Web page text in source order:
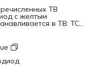
ТВ
с желтым
в ТВ: TCL
Маркировка: TCL-
LB5006-YH13J
Технические
1-го светодиода: 6
Синий
2 планки с 2-мя